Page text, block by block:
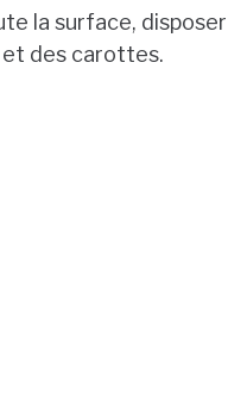
la surface,
et des carottes.